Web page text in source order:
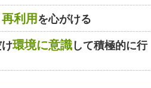
再利用 を心がける
環境に意識して積極的に行